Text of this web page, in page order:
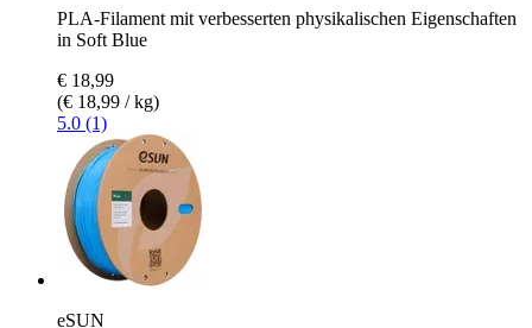
PLA-Filament mit verbesserten physikalischen Eigenschaften
in Soft Blue
€ 18,99
(€ 18,99 / kg)
5.0 (1)
eSUN